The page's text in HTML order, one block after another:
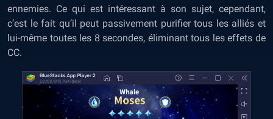
ennemies. Ce qui est intéressant à son sujet, cependant,
c’est le fait qu’il peut passivement purifier tous les alliés et
lui-même toutes les 8 secondes, éliminant tous les effets de
CC.